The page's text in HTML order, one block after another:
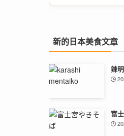
新的日本美食文章
辣
富